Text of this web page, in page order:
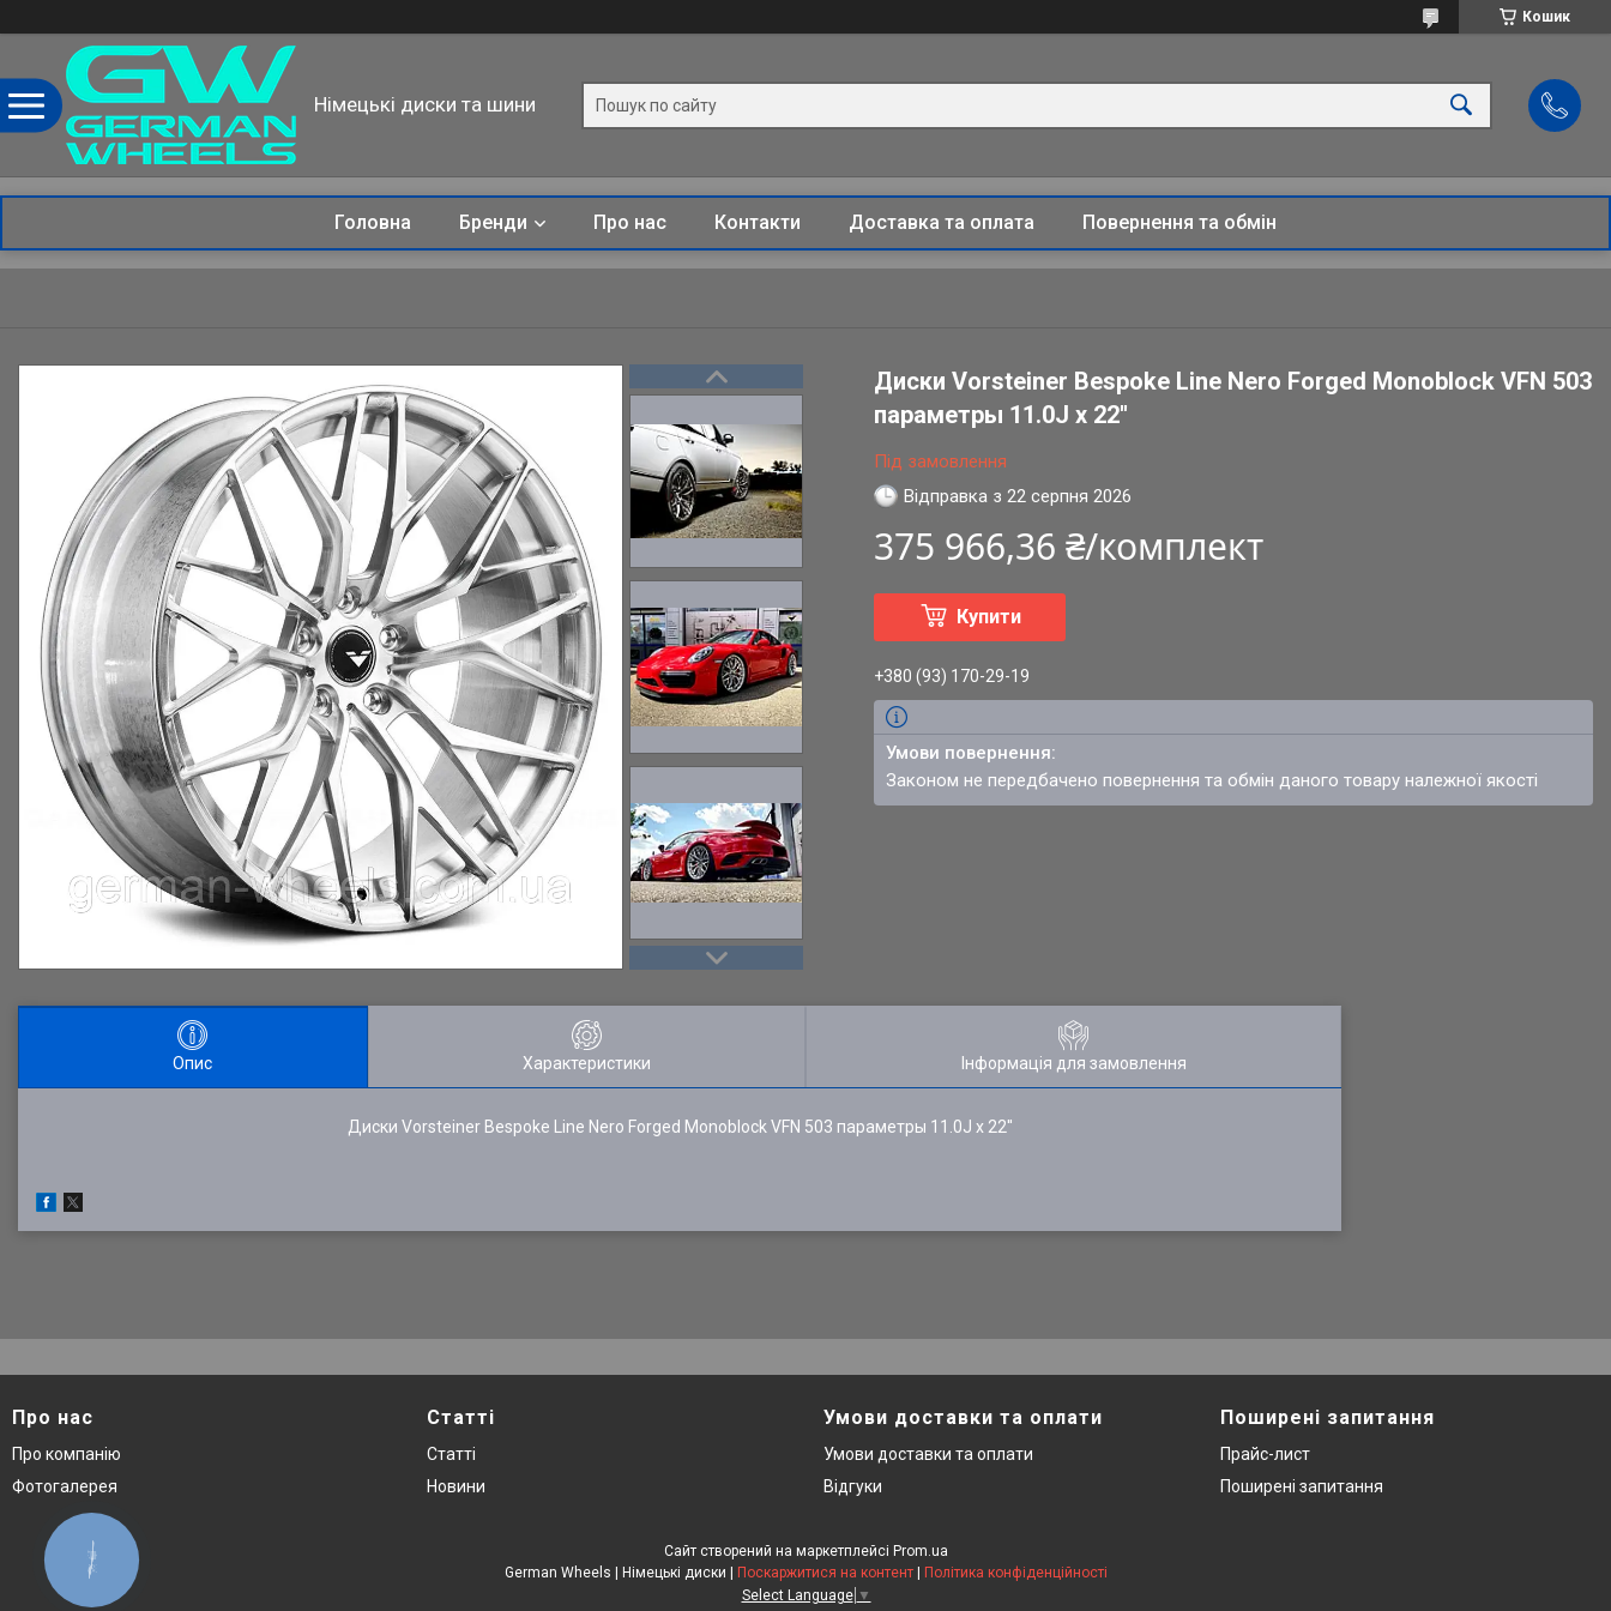
Кошик
Німецькі диски та шини
Головна Бренди Про нас Контакти Доставка та оплата Повернення та обмін
Диски Vorsteiner Bespoke Line Nero Forged Monoblock VFN 503
параметры 11.0J x 22''
Під замовлення
Відправка з 22 серпня 2026
375 966,36 ₴/комплект
Купити
+380 (93) 170-29-19
Законом не передбачено повернення та обмін даного товару належної якості
Опис Характеристики Інформація для замовлення
Диски Vorsteiner Bespoke Line Nero Forged Monoblock VFN 503 параметры 11.0J x 22''
Про нас
Про компанію
Фотогалерея
Статті
Статті
Новини
Умови доставки та оплати
Умови доставки та оплати
Відгуки
Поширені запитання
Прайс-лист
Поширені запитання
Сайт створений на маркетплейсі Prom.ua
Поскаржитися на контент
Політика конфіденційності
Select Language ▼
КНОПКА
ЗВ'ЯЗКУ